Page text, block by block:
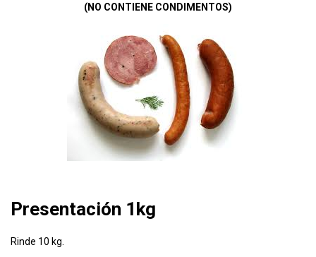
(NO CONTIENE CONDIMENTOS)
Presentación 1kg
Rinde 10 kg.